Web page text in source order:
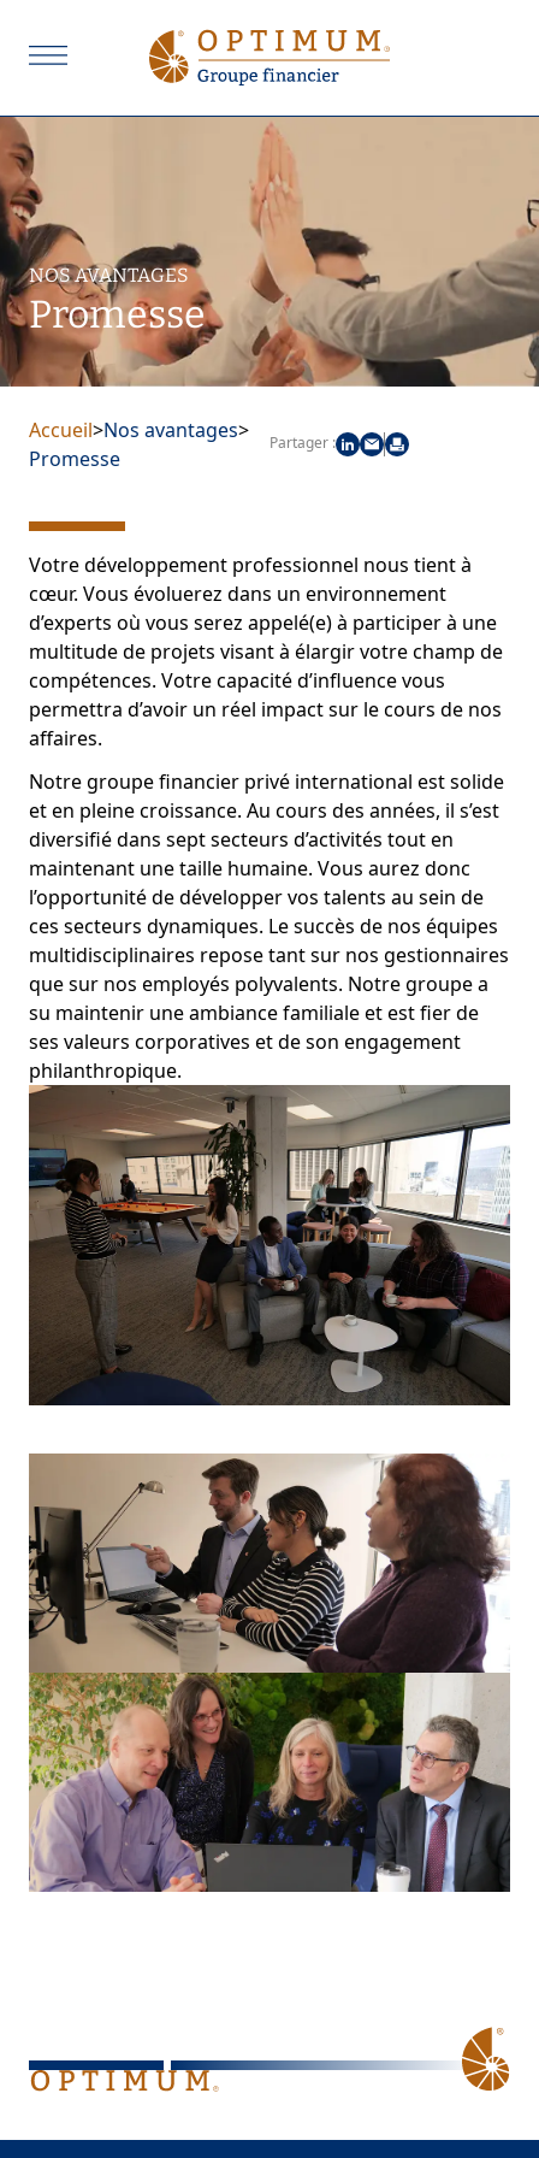
NOS AVANTAGES
Promesse
Accueil>Nos avantages>
Promesse
Partager :
Votre développement professionnel nous tient à
cœur. Vous évoluerez dans un environnement
d’experts où vous serez appelé(e) à participer à une
multitude de projets visant à élargir votre champ de
compétences. Votre capacité d’influence vous
permettra d’avoir un réel impact sur le cours de nos
affaires.
Notre groupe financier privé international est solide
et en pleine croissance. Au cours des années, il s’est
diversifié dans sept secteurs d’activités tout en
maintenant une taille humaine. Vous aurez donc
l’opportunité de développer vos talents au sein de
ces secteurs dynamiques. Le succès de nos équipes
multidisciplinaires repose tant sur nos gestionnaires
que sur nos employés polyvalents. Notre groupe a
su maintenir une ambiance familiale et est fier de
ses valeurs corporatives et de son engagement
philanthropique.